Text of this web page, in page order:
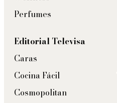
Perfumes
Editorial Televisa
Caras
Cocina Fácil
Cosmopolitan